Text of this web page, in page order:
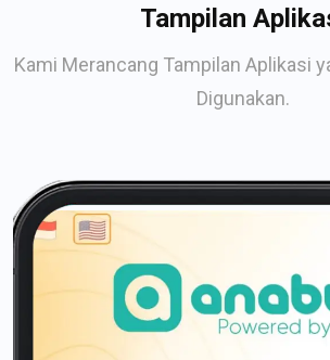
Tampilan
Kami Merancang Tampilan Aplikasi
Digunakan.